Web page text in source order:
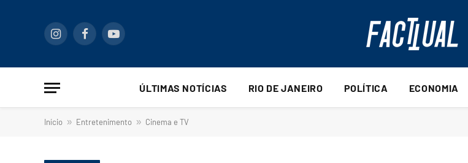
InstagramFacebookYouTube
ÚLTIMAS NOTÍCIAS RIO DE JANEIRO POLÍTICA ECONOMIA
Início » Entretenimento » Cinema e TV